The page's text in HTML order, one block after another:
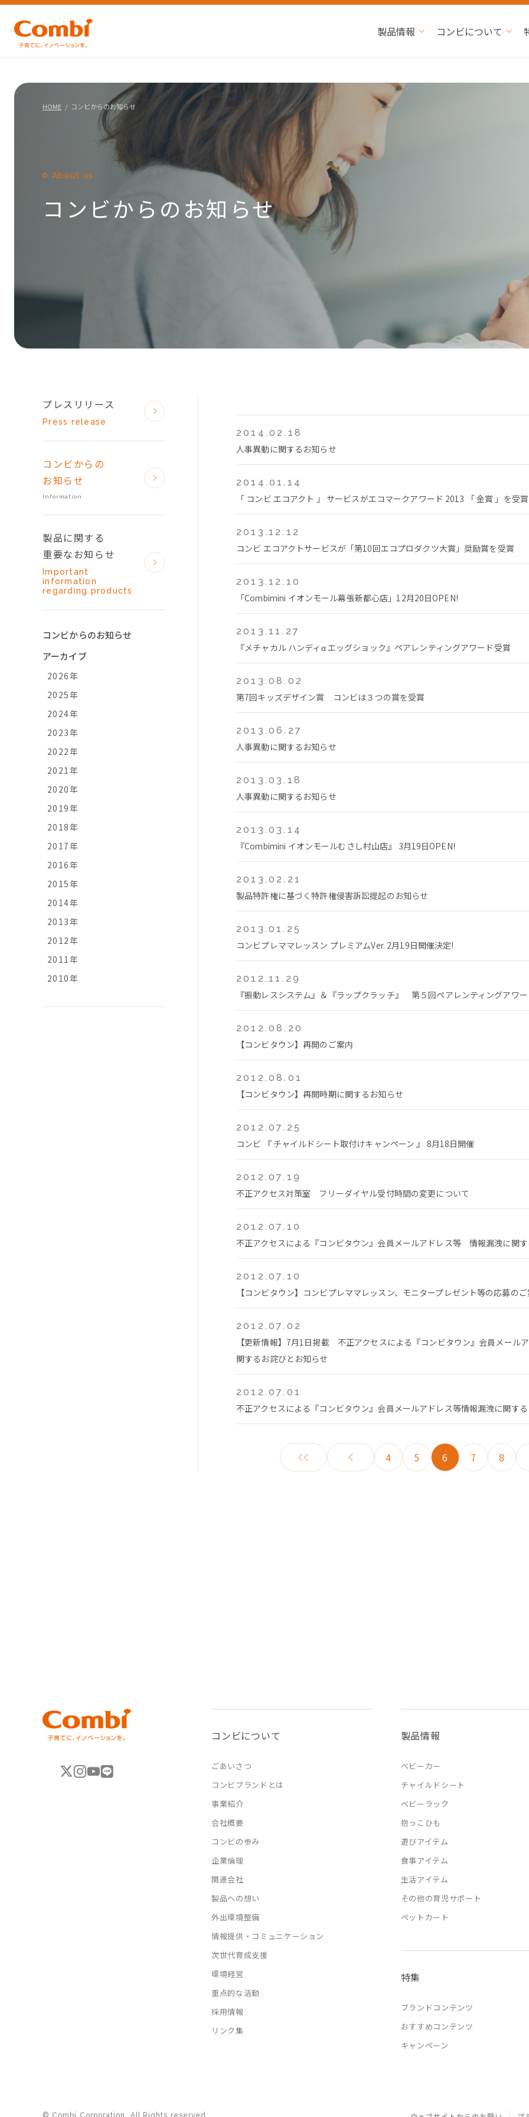
製品情報 コンビについて
HOME コンビからのお知らせ
About us
コンビからのお知らせ
2014.02.18
人事異動に関するお知らせ
2014.01.14
「 コンビ エコアクト 」 サービスがエコマークアワード 2013 「 金賞 」を受
2013.12.12
コンビ エコアクトサービスが「第10回エコプロダクツ大賞」奨励賞を受賞
2013.12.10
「Combimini イオンモール幕張新都心店」12月20日OPEN!
2013.11.27
『メチャカル ハンディα エッグショック』ペアレンティングアワード受賞
2013.08.02
第7回キッズデザイン賞 コンビは３つの賞を受賞
2013.06.27
人事異動に関するお知らせ
2013.03.18
人事異動に関するお知らせ
2013.03.14
『Combimini イオンモールむさし村山店』 3月19日OPEN!
2013.02.21
製品特許権に基づく特許権侵害訴訟提起のお知らせ
2013.01.25
コンビプレママレッスン プレミアムVer. 2月19日開催決定!
2012.11.29
『振動レスシステム』＆『ラップクラッチ』 第５回ペアレンティングアワ
2012.08.20
【コンビタウン】再開のご案内
2012.08.01
【コンビタウン】再開時期に関するお知らせ
2012.07.25
コンビ 『 チャイルドシート取付けキャンペーン 』 8月18日開催
2012.07.19
不正アクセス対策室 フリーダイヤル受付時間の変更について
2012.07.10
不正アクセスによる『コンビタウン』会員メールアドレス等 情報漏洩に関
2012.07.10
【コンビタウン】コンビプレママレッスン、モニタープレゼント等の応募の
2012.07.02
【更新情報】7月1日掲載 不正アクセスによる『コンビタウン』会員メール
関するお詫びとお知らせ
2012.07.01
不正アクセスによる『コンビタウン』会員メールアドレス等情報漏洩に関す
4 5 6 7 8
プレスリリース
Press release
コンビからの
お知らせ
Information
製品に関する
重要なお知らせ
Important
information
regarding products
コンビからのお知らせ
アーカイブ
2026年
2025年
2024年
2023年
2022年
2021年
2020年
2019年
2018年
2017年
2016年
2015年
2014年
2013年
2012年
2011年
2010年
コンビについて
ごあいさつ
コンビブランドとは
事業紹介
会社概要
コンビの歩み
企業倫理
関連会社
製品への想い
外出環境整備
情報提供・コミュニケーション
次世代育成支援
環境経営
重点的な活動
採用情報
リンク集
製品情報
ベビーカー
チャイルドシート
ベビーラック
抱っこひも
遊びアイテム
食事アイテム
生活アイテム
その他の育児サポート
ペットカート
特集
ブランドコンテンツ
おすすめコンテンツ
キャンペーン
© Combi Corporation. All Rights reserved.